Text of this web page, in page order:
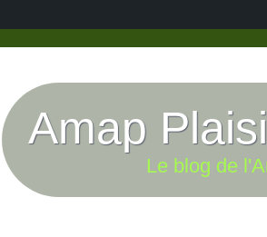
Amap
Le blog de